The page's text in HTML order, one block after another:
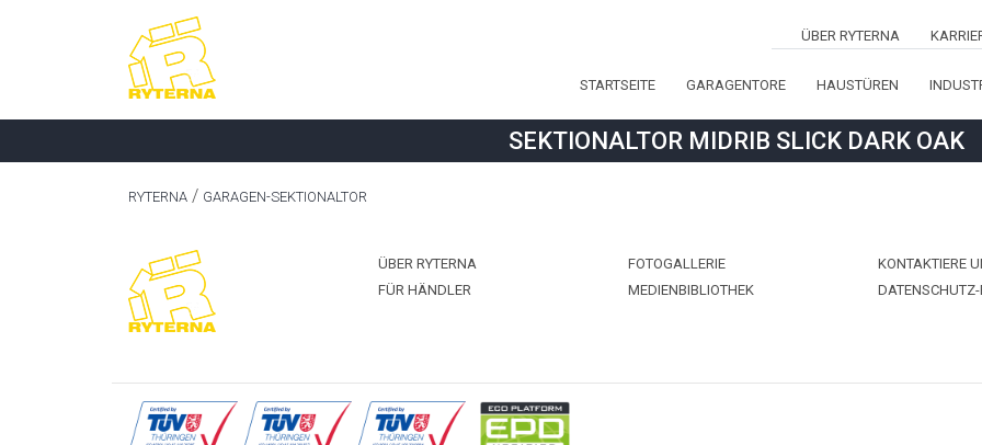
E-
ÜBER RYTERNA
STARTSEITE GARAGENTORE HAUSTÜREN
SEKTIONALTOR MIDRIB SLICK DARK OAK
RYTERNA GARAGEN-SEKTIONALTOR
ÜBER RYTERNA
FÜR HÄNDLER
FOTOGALLERIE
MEDIENBIBLIOTHEK
KONTAKTIERE